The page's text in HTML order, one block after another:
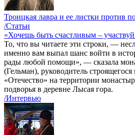
Троицкая лавра и ее листки против
/Статьи
«Хочешь быть счастливым –
То, что вы читаете эти строки, —
именно вам выпал шанс войти в
рады любой помощи», — сказала
(Гельман), руководитель
«Отечество» на территории
подворья в деревне Лысая гора.
/Интервью